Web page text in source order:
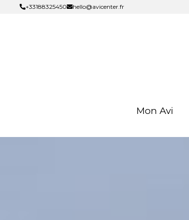
+33188325450 hello@avicenter.fr
Mon Avi
+33188325450 hello@avicenter.fr
Mon Avi